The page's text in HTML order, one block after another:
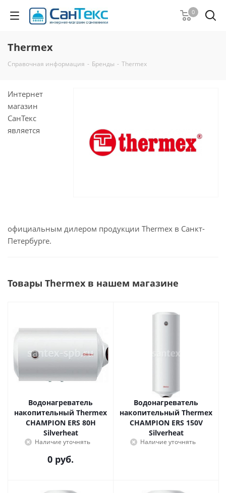
0
Thermex
Справочная информация - Бренды - Thermex
Интернет
магазин
СанТекс
является
официальным дилером продукции Thermex в Санкт-
Петербурге.
Товары Thermex в нашем магазине
Водонагреватель
накопительный Thermex
CHAMPION ERS 80H
Silverheat
Наличие уточнять
0 руб.
Водонагреватель
накопительный Thermex
CHAMPION ERS 150V
Silverheat
Наличие уточнять